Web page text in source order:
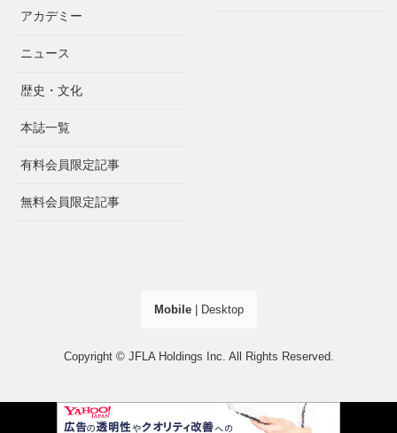
アカデミー
ニュース
歴史・文化
本誌一覧
有料会員限定記事
無料会員限定記事
Mobile| Desktop
Copyright © JFLA Holdings Inc. All Rights Reserved.